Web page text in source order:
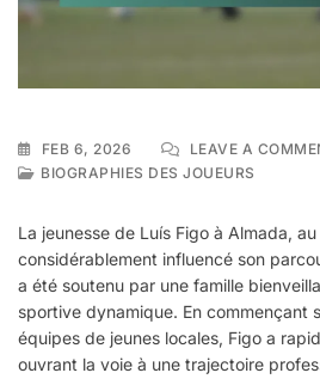
FEB 6, 2026 LEAVE A
BIOGRAPHIES DES JOUEURS
La jeunesse de Luís Figo à Almada,
considérablement influencé son
a été soutenu par une famille
sportive dynamique. En commençant
équipes de jeunes locales, Figo a
ouvrant la voie à une trajectoire